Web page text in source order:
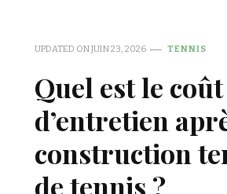
UPDATED ONJUIN 23, 2026 TENNIS
Quel est le coût
d’entretien
construction
de tennis ?